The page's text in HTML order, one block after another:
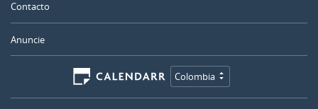
Contacto
Anuncie
Colombia